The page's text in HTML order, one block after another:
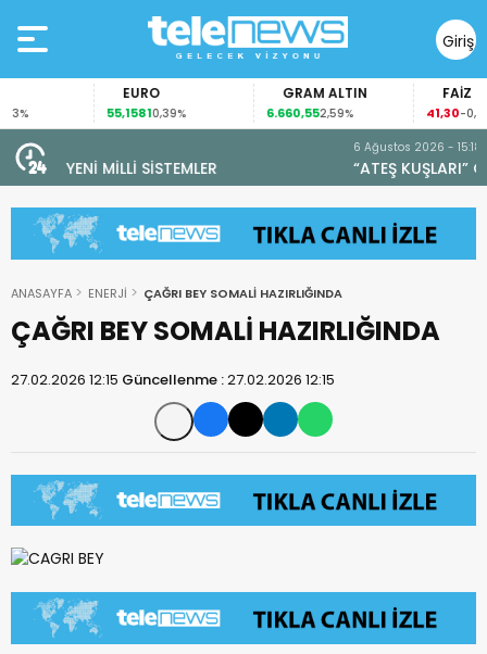
Giriş
Yap
EURO
55,15810,39%
GRAM ALTIN
6.660,552,59%
FAİZ
41,30-0,55%
“ATEŞ KUŞLARI” GÖREVİNİ TAMAMLADI
ANASAYFA ENERJİ ÇAĞRI BEY SOMALİ HAZIRLIĞINDA
ÇAĞRI BEY SOMALİ HAZIRLIĞINDA
27.02.2026 12:15 Güncellenme :27.02.2026 12:15